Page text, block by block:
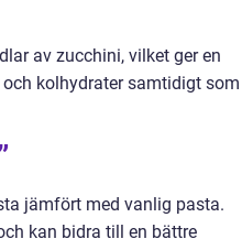
av zucchini, vilket ger en
kolhydrater samtidigt som
jämfört med vanlig pasta.
kan bidra till en bättre